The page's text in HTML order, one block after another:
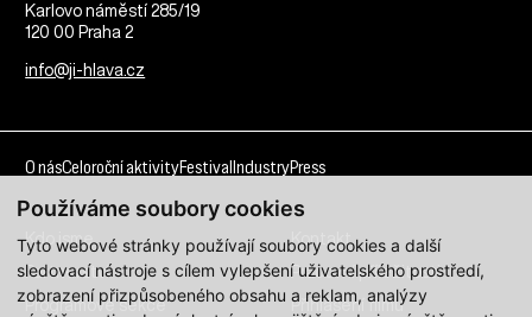
Používáme soubory cookies
Tyto webové stránky používají soubory cookies a další
sledovací nástroje s cílem vylepšení uživatelského prostředí,
zobrazení přizpůsobeného obsahu a reklam, analýzy
Karlovo náměstí 285/19
120 00 Praha 2
info@ji-hlava.cz
O násCeloroční aktivityFestival IndustryPress
Kdo jsme
Kontakt
Partnerství
Pracovní příležitosti
Programové sekce
Přihlášení filmu